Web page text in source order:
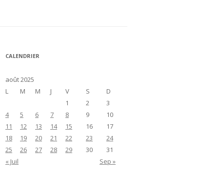
メ
VISITE DE LA FRANCE＊フランス国
内お散歩
CALENDRIER
août 2025
L
M M J V S D
« Juil Sep »
1 2
3
4
5 6 7 8 9
10
11
12 13 14 15 16
17
18
19 20 21 22 23
24
25
26 27 28 29 30 31